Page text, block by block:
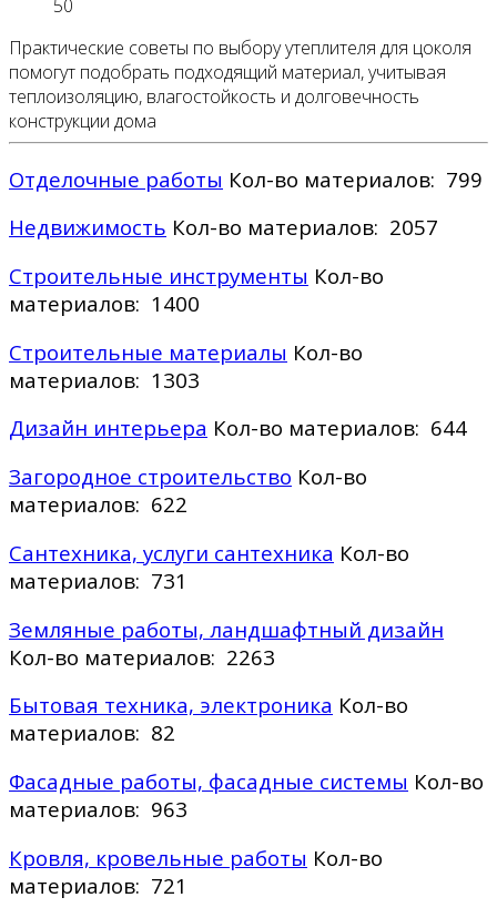
50
Практические советы по выбору утеплителя для цоколя
помогут подобрать подходящий материал, учитывая
теплоизоляцию, влагостойкость и долговечность
конструкции дома
Отделочные работы Кол-во материалов: 799
Недвижимость Кол-во материалов: 2057
Строительные инструменты Кол-во
материалов: 1400
Строительные материалы Кол-во
материалов: 1303
Дизайн интерьера Кол-во материалов: 644
Загородное строительство Кол-во
материалов: 622
Сантехника, услуги сантехника Кол-во
материалов: 731
Земляные работы, ландшафтный дизайн
Кол-во материалов: 2263
Бытовая техника, электроника Кол-во
материалов: 82
Фасадные работы, фасадные системы Кол-во
материалов: 963
Кровля, кровельные работы Кол-во
материалов: 721